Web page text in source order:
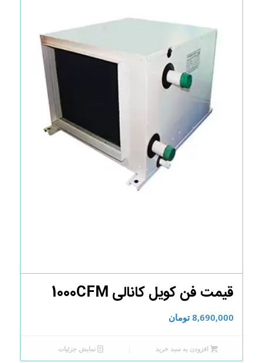
قیمت فن کویل کانالی 1000CFM
8,690,000 تومان
افزودن به سبد خرید نمایش جزئیات